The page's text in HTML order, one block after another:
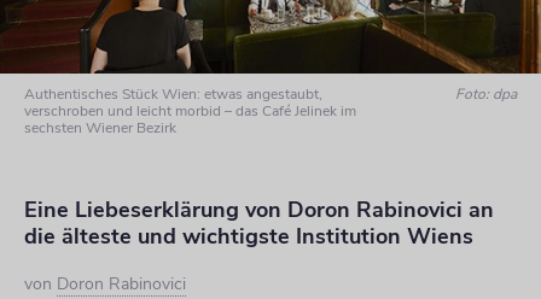
Authentisches Stück Wien: etwas angestaubt,
verschroben und leicht morbid – das Café Jelinek im
sechsten Wiener Bezirk
Foto: dpa
Eine Liebeserklärung von Doron Rabinovici an
die älteste und wichtigste Institution Wiens
von Doron Rabinovici